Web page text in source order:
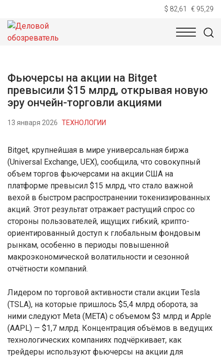
$ 82,61 € 95,29
НОВОСТИ
Фьючерсы на акции на Bitget
превысили $15 млрд, открывая новую
эру ончейн-торговли акциями
13 января 2026 ТЕХНОЛОГИИ
Bitget, крупнейшая в мире универсальная биржа
(Universal Exchange, UEX), сообщила, что совокупный
объем торгов фьючерсами на акции США на
платформе превысил $15 млрд, что стало важной
вехой в быстром распространении токенизированных
акций. Этот результат отражает растущий спрос со
стороны пользователей, ищущих гибкий, крипто-
ориентированный доступ к глобальным фондовым
рынкам, особенно в периоды повышенной
макроэкономической волатильности и сезонной
отчётности компаний.
Лидером по торговой активности стали акции Tesla
(TSLA), на которые пришлось $5,4 млрд оборота, за
ними следуют Meta (META) с объемом $3 млрд и Apple
(AAPL) — $1,7 млрд. Концентрация объёмов в ведущих
технологических компаниях подчёркивает, как
трейдеры используют фьючерсы на акции для